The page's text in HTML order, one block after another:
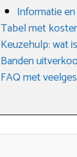
Informatie
Tabel met
Keuzehulp: wat
Banden
FAQ met